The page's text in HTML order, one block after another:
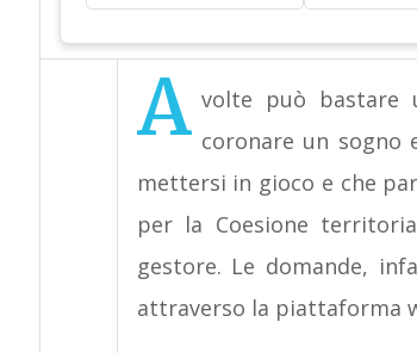
A volte può bastare
coronare un sogno
mettersi in gioco e che
per la Coesione
gestore. Le domande,
attraverso la piattaforma